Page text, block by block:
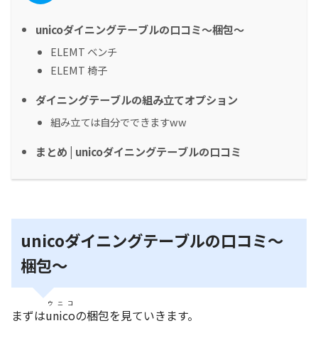
unicoダイニングテーブルの口コミ～梱包～
ELEMT ベンチ
ELEMT 椅子
ダイニングテーブルの組み立てオプション
組み立ては自分でできますww
まとめ | unicoダイニングテーブルの口コミ
unicoダイニングテーブルの口コミ～
梱包～
まずはunico
ウニコ
の梱包を見ていきます。